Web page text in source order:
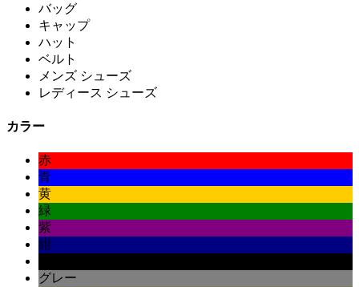
バッグ
キャップ
ハット
ベルト
メンズ シューズ
レディース シューズ
カラー
赤
青
黄
緑
紫
紺
グレー